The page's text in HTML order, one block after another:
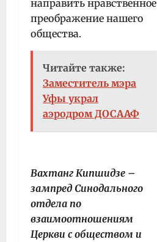
направить нравственное
преображение нашего
общества.
Читайте также:
Заместитель мэра
Уфы украл
аэродром ДОСААФ
Вахтанг Кипшидзе –
зампред Синодального
отдела по
взаимоотношениям
Церкви с обществом и